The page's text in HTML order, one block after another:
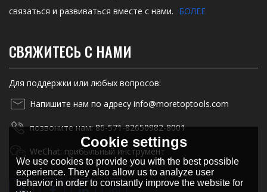
связаться и развиваться вместе с нами. БОЛЕЕ
СВЯЖИТЕСЬ С НАМИ
Для поддержки или любых вопросов:
Напишите нам по адресу info@moretoptools.com
позвоните нам: 86-571-82650982-8001
WeChat: прибыльный инструмент
Cookie settings
We use cookies to provide you with the best possible
experience. They also allow us to analyze user
behavior in order to constantly improve the website for